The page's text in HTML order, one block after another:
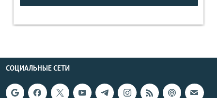
СОЦИАЛЬНЫЕ СЕТИ